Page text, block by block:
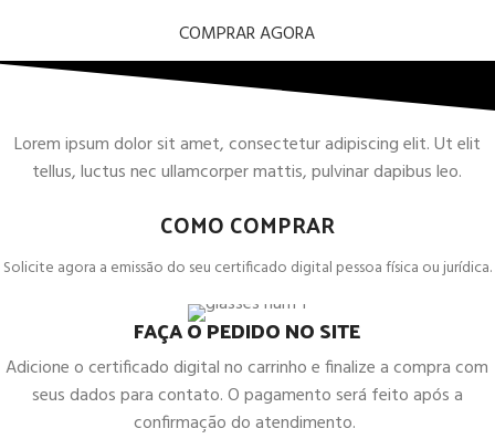
COMPRAR AGORA
Lorem ipsum dolor sit amet, consectetur adipiscing elit. Ut elit
tellus, luctus nec ullamcorper mattis, pulvinar dapibus leo.
COMO COMPRAR
Solicite agora a emissão do seu certificado digital pessoa física ou jurídica.
FAÇA O PEDIDO NO SITE
Adicione o certificado digital no carrinho e finalize a compra com
seus dados para contato. O pagamento será feito após a
confirmação do atendimento.